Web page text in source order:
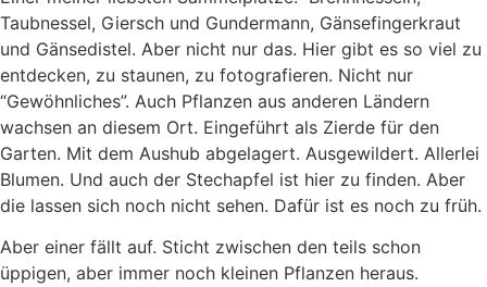
Taubnessel, Giersch und Gundermann, Gänsefingerkraut
und Gänsedistel. Aber nicht nur das. Hier gibt es so viel zu
entdecken, zu staunen, zu fotografieren. Nicht nur
“Gewöhnliches”. Auch Pflanzen aus anderen Ländern
wachsen an diesem Ort. Eingeführt als Zierde für den
Garten. Mit dem Aushub abgelagert. Ausgewildert. Allerlei
Blumen. Und auch der Stechapfel ist hier zu finden. Aber
die lassen sich noch nicht sehen. Dafür ist es noch zu früh.
Aber einer fällt auf. Sticht zwischen den teils schon
üppigen, aber immer noch kleinen Pflanzen heraus.